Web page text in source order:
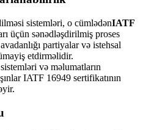
sistemləri, o cümlədənIATF
üçün sənədləşdirilmiş proses
partiyalar və istehsal
etdirməlidir.
və məlumatların
IATF 16949 sertifikatının